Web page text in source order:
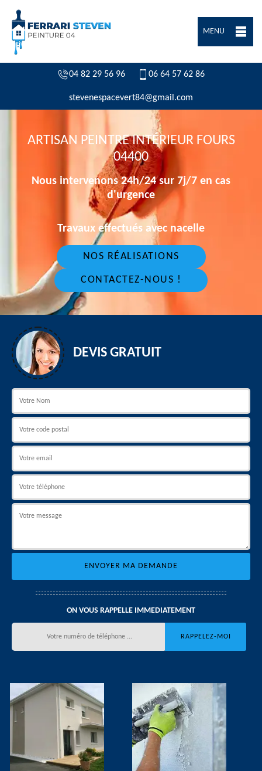
MENU
04 82 29 56 96 06 64 57 62 86
stevenespacevert84@gmail.com
ARTISAN PEINTRE INTÉRIEUR FOURS
04400
Nous intervenons 24h/24 sur 7j/7 en cas
d'urgence
Travaux effectués avec nacelle
NOS RÉALISATIONS
CONTACTEZ-NOUS !
DEVIS GRATUIT
ON VOUS RAPPELLE IMMEDIATEMENT